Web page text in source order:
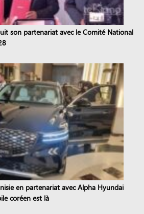
son partenariat avec le Comité National
en partenariat avec Alpha Hyundai
coréen est là